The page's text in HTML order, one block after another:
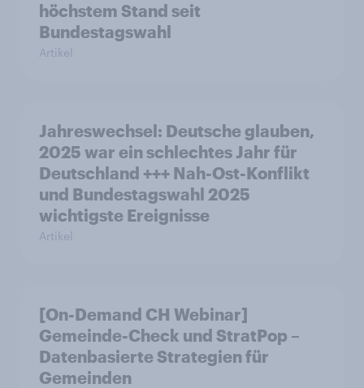
höchstem Stand seit
Bundestagswahl
Artikel
Jahreswechsel: Deutsche glauben,
2025 war ein schlechtes Jahr für
Deutschland +++ Nah-Ost-Konflikt
und Bundestagswahl 2025
wichtigste Ereignisse
Artikel
[On-Demand CH Webinar]
Gemeinde-Check und StratPop –
Datenbasierte Strategien für
Gemeinden